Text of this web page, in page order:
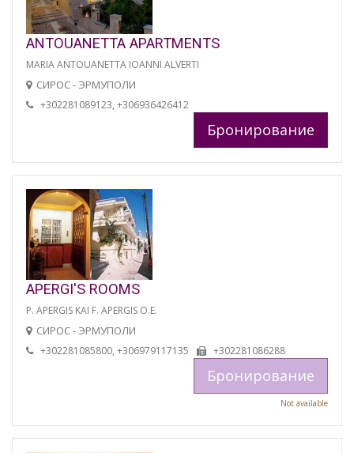
ANTOUANETTA APARTMENTS
MARIA ANTOUANETTA IOANNI ALVERTI
СИРОС - ЭРМУПОЛИ
+302281089123, +306936426412
Бронирование
APERGI'S ROOMS
P. APERGIS KAI F. APERGIS O.E.
СИРОС - ЭРМУПОЛИ
+302281085800, +306979117135 +302281086288
Бронирование
Not available